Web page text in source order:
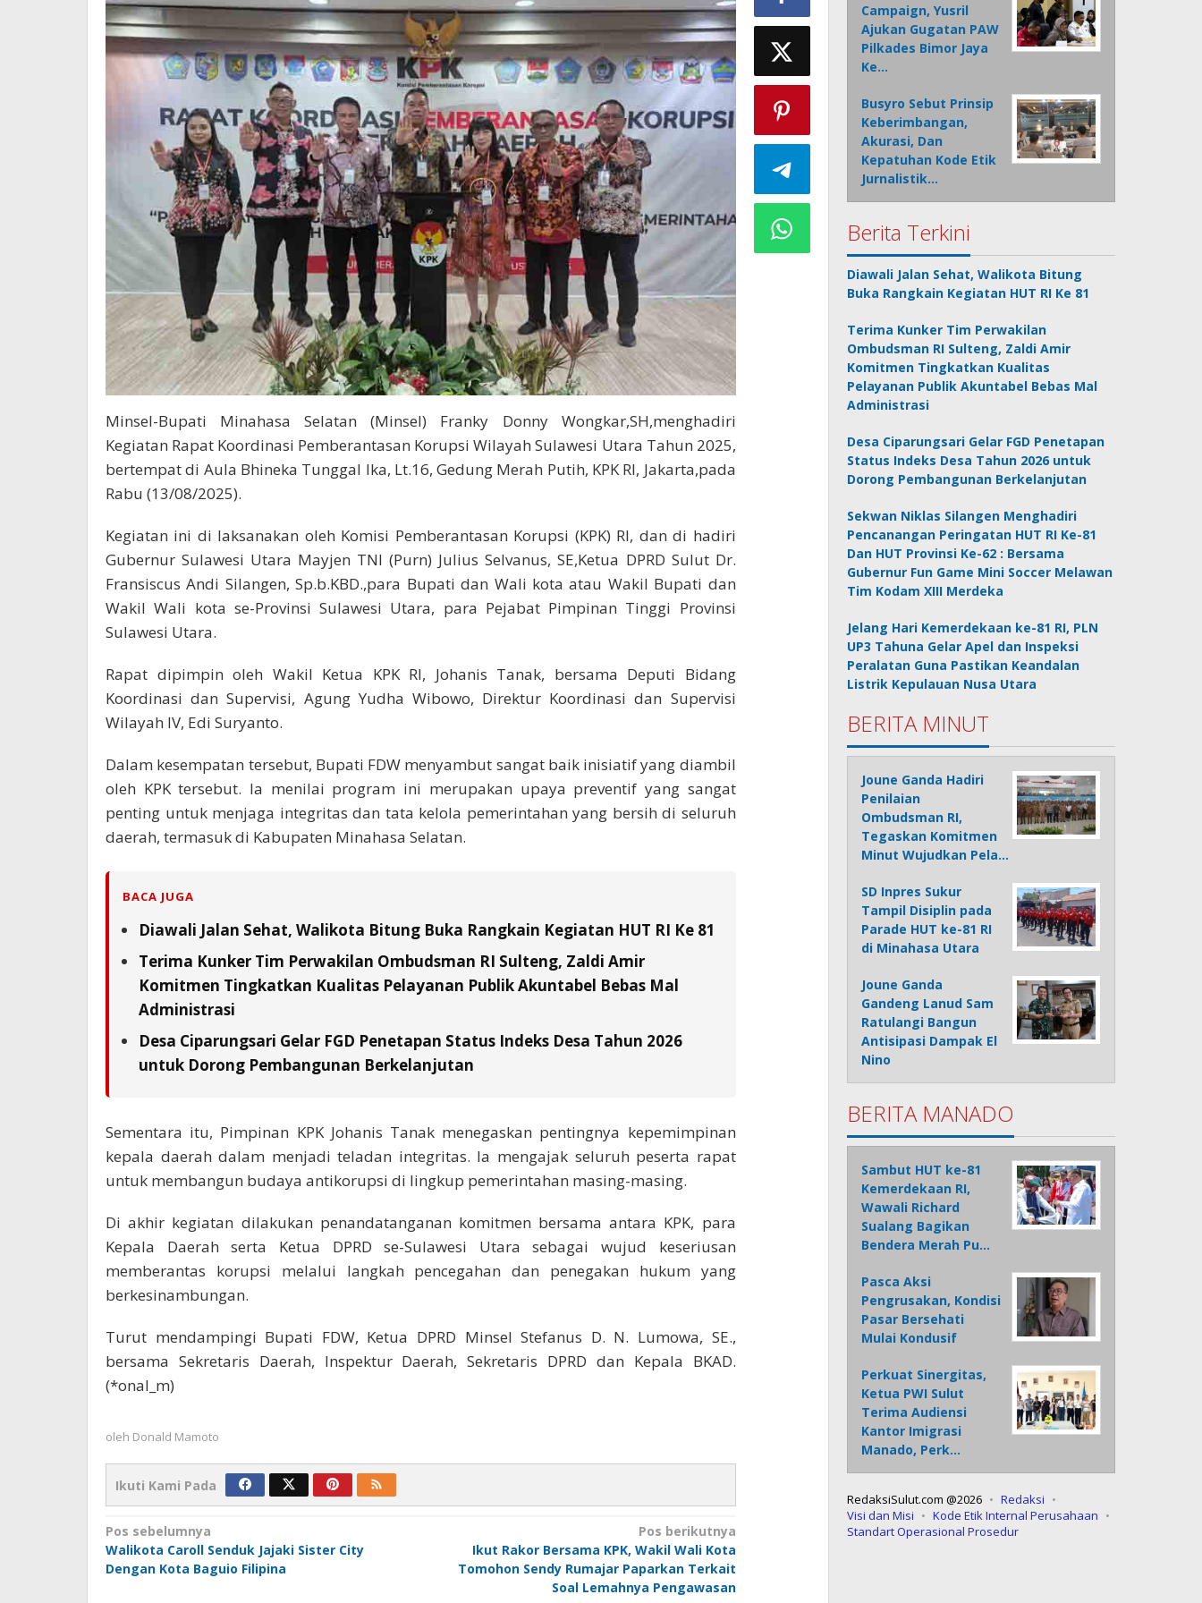
Minsel-Bupati Minahasa Selatan (Minsel) Franky Donny Wongkar,SH,menghadiri
Kegiatan Rapat Koordinasi Pemberantasan Korupsi Wilayah Sulawesi Utara Tahun 2025,
bertempat di Aula Bhineka Tunggal Ika, Lt.16, Gedung Merah Putih, KPK RI, Jakarta,pada
Rabu (13/08/2025).
Kegiatan ini di laksanakan oleh Komisi Pemberantasan Korupsi (KPK) RI, dan di hadiri
Gubernur Sulawesi Utara Mayjen TNI (Purn) Julius Selvanus, SE,Ketua DPRD Sulut Dr.
Fransiscus Andi Silangen, Sp.b.KBD.,para Bupati dan Wali kota atau Wakil Bupati dan
Wakil Wali kota se-Provinsi Sulawesi Utara, para Pejabat Pimpinan Tinggi Provinsi
Sulawesi Utara.
Rapat dipimpin oleh Wakil Ketua KPK RI, Johanis Tanak, bersama Deputi Bidang
Koordinasi dan Supervisi, Agung Yudha Wibowo, Direktur Koordinasi dan Supervisi
Wilayah IV, Edi Suryanto.
Dalam kesempatan tersebut, Bupati FDW menyambut sangat baik inisiatif yang diambil
oleh KPK tersebut. Ia menilai program ini merupakan upaya preventif yang sangat
penting untuk menjaga integritas dan tata kelola pemerintahan yang bersih di seluruh
daerah, termasuk di Kabupaten Minahasa Selatan.
BACA JUGA
Diawali Jalan Sehat, Walikota Bitung Buka Rangkain Kegiatan HUT RI Ke 81
Terima Kunker Tim Perwakilan Ombudsman RI Sulteng, Zaldi Amir
Komitmen Tingkatkan Kualitas Pelayanan Publik Akuntabel Bebas Mal
Administrasi
Desa Ciparungsari Gelar FGD Penetapan Status Indeks Desa Tahun 2026
untuk Dorong Pembangunan Berkelanjutan
Sementara itu, Pimpinan KPK Johanis Tanak menegaskan pentingnya kepemimpinan
kepala daerah dalam menjadi teladan integritas. Ia mengajak seluruh peserta rapat
untuk membangun budaya antikorupsi di lingkup pemerintahan masing-masing.
Di akhir kegiatan dilakukan penandatanganan komitmen bersama antara KPK, para
Kepala Daerah serta Ketua DPRD se-Sulawesi Utara sebagai wujud keseriusan
memberantas korupsi melalui langkah pencegahan dan penegakan hukum yang
berkesinambungan.
Turut mendampingi Bupati FDW, Ketua DPRD Minsel Stefanus D. N. Lumowa, SE.,
bersama Sekretaris Daerah, Inspektur Daerah, Sekretaris DPRD dan Kepala BKAD.
(*onal_m)
oleh Donald Mamoto
Ikuti Kami Pada
Navigasi
pos
Pos sebelumnya
Walikota Caroll Senduk Jajaki Sister City
Dengan Kota Baguio Filipina
Pos berikutnya
Ikut Rakor Bersama KPK, Wakil Wali Kota
Tomohon Sendy Rumajar Paparkan Terkait
Soal Lemahnya Pengawasan
Campaign, Yusril
Ajukan Gugatan PAW
Pilkades Bimor Jaya
Ke…
Busyro Sebut Prinsip
Keberimbangan,
Akurasi, Dan
Kepatuhan Kode Etik
Jurnalistik…
Berita Terkini
Diawali Jalan Sehat, Walikota Bitung
Buka Rangkain Kegiatan HUT RI Ke 81
Terima Kunker Tim Perwakilan
Ombudsman RI Sulteng, Zaldi Amir
Komitmen Tingkatkan Kualitas
Pelayanan Publik Akuntabel Bebas Mal
Administrasi
Desa Ciparungsari Gelar FGD Penetapan
Status Indeks Desa Tahun 2026 untuk
Dorong Pembangunan Berkelanjutan
Sekwan Niklas Silangen Menghadiri
Pencanangan Peringatan HUT RI Ke-81
Dan HUT Provinsi Ke-62 : Bersama
Gubernur Fun Game Mini Soccer Melawan
Tim Kodam XIII Merdeka
Jelang Hari Kemerdekaan ke-81 RI, PLN
UP3 Tahuna Gelar Apel dan Inspeksi
Peralatan Guna Pastikan Keandalan
Listrik Kepulauan Nusa Utara
BERITA MINUT
Joune Ganda Hadiri
Penilaian
Ombudsman RI,
Tegaskan Komitmen
Minut Wujudkan Pela…
SD Inpres Sukur
Tampil Disiplin pada
Parade HUT ke-81 RI
di Minahasa Utara
Joune Ganda
Gandeng Lanud Sam
Ratulangi Bangun
Antisipasi Dampak El
Nino
BERITA MANADO
Sambut HUT ke-81
Kemerdekaan RI,
Wawali Richard
Sualang Bagikan
Bendera Merah Pu…
Pasca Aksi
Pengrusakan, Kondisi
Pasar Bersehati
Mulai Kondusif
Perkuat Sinergitas,
Ketua PWI Sulut
Terima Audiensi
Kantor Imigrasi
Manado, Perk…
RedaksiSulut.com @2026
Redaksi
Visi dan Misi
Kode Etik Internal Perusahaan
Standart Operasional Prosedur